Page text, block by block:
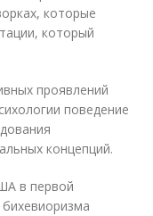
которые
который
проявлений
поведение
концепций.
в первой